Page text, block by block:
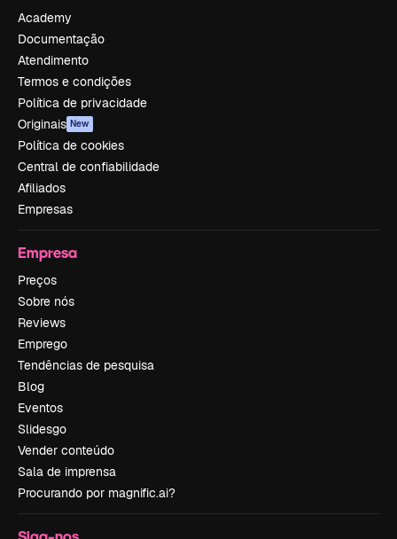
Academy
Documentação
Atendimento
Termos e condições
Política de privacidade
Originais New
Política de cookies
Central de confiabilidade
Afiliados
Empresas
Empresa
Preços
Sobre nós
Reviews
Emprego
Tendências de pesquisa
Blog
Eventos
Slidesgo
Vender conteúdo
Sala de imprensa
Procurando por magnific.ai?